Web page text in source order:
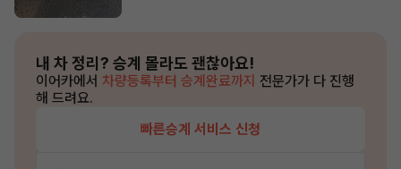
내 차 정리? 승계 몰라도 괜찮아요!
이어카에서 차량등록부터 승계완료까지 전문가가 다 진행
해 드려요.
빠른승계 서비스 신청